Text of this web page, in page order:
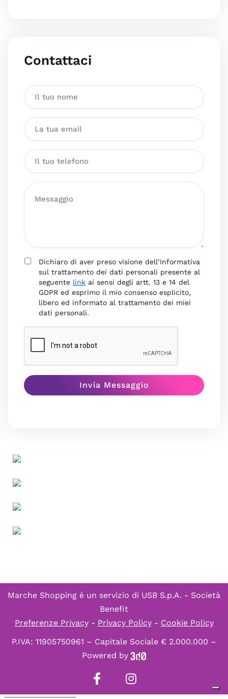
Contattaci
Dichiaro di aver preso visione dell’Informativa
sul trattamento dei dati personali presente al
seguente link ai sensi degli artt. 13 e 14 del
GDPR ed esprimo il mio consenso esplicito,
libero ed informato al trattamento dei miei
dati personali.
Marche Shopping è un servizio di USB S.p.A. - Società
Benefit
Preferenze Privacy- Privacy Policy- Cookie Policy
P.IVA: 11905750961 – Capitale Sociale € 2.000.000 –
Powered by